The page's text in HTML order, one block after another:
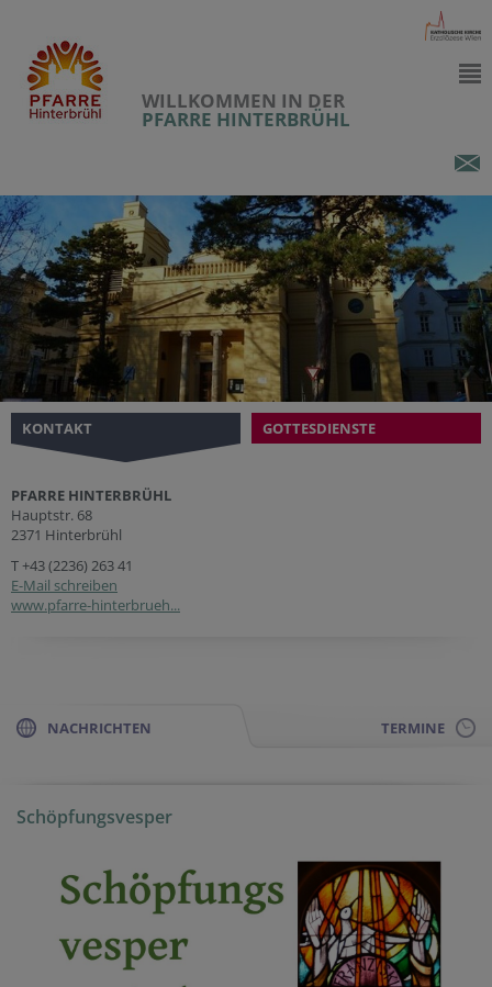
WILLKOMMEN IN DER
PFARRE HINTERBRÜHL
KONTAKT GOTTESDIENSTE
PFARRE HINTERBRÜHL
Hauptstr. 68
2371 Hinterbrühl
T+43 (2236) 263 41
E-Mail schreiben
www.pfarre-hinterbrueh...
NACHRICHTEN TERMINE
Schöpfungsvesper